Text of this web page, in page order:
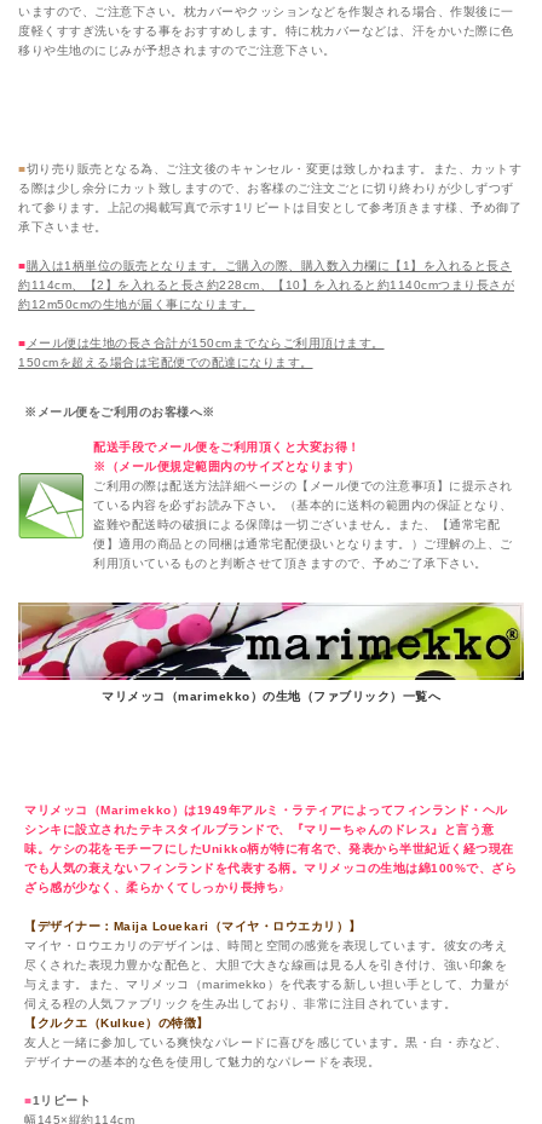
いますので、ご注意下さい。枕カバーやクッションなどを作製される場合、作製後に一
度軽くすすぎ洗いをする事をおすすめします。特に枕カバーなどは、汗をかいた際に色
移りや生地のにじみが予想されますのでご注意下さい。
■切り売り販売となる為、ご注文後のキャンセル・変更は致しかねます。また、カットす
る際は少し余分にカット致しますので、お客様のご注文ごとに切り終わりが少しずつず
れて参ります。上記の掲載写真で示す1リピートは目安として参考頂きます様、予め御了
承下さいませ。
■購入は1柄単位の販売となります。ご購入の際、購入数入力欄に【1】を入れると長さ
約114cm、【2】を入れると長さ約228cm、【10】を入れると約1140cmつまり長さが
約12m50cmの生地が届く事になります。
■ メール便は生地の長さ合計が150cmまでならご利用頂けます。
150cmを超える場合は宅配便での配達になります。
※メール便をご利用のお客様へ※
配送手段でメール便をご利用頂くと大変お得！
※（メール便規定範囲内のサイズとなります）
ご利用の際は配送方法詳細ページの【メール便での注意事項】に提示され
ている内容を必ずお読み下さい。（基本的に送料の範囲内の保証となり、
盗難や配送時の破損による保障は一切ございません。また、【通常宅配
便】適用の商品との同梱は通常宅配便扱いとなります。）ご理解の上、ご
利用頂いているものと判断させて頂きますので、予めご了承下さい。
マリメッコ（marimekko）の生地（ファブリック）一覧へ
マリメッコ（Marimekko）は1949年アルミ・ラティアによってフィンランド・ヘル
シンキに設立されたテキスタイルブランドで、『マリーちゃんのドレス』と言う意
味。ケシの花をモチーフにしたUnikko柄が特に有名で、発表から半世紀近く経つ現在
でも人気の衰えないフィンランドを代表する柄。マリメッコの生地は綿100%で、ざら
ざら感が少なく、柔らかくてしっかり長持ち♪
【デザイナー：Maija Louekari（マイヤ・ロウエカリ）】
マイヤ・ロウエカリのデザインは、時間と空間の感覚を表現しています。彼女の考え
尽くされた表現力豊かな配色と、大胆で大きな線画は見る人を引き付け、強い印象を
与えます。また、マリメッコ（marimekko）を代表する新しい担い手として、力量が
伺える程の人気ファブリックを生み出しており、非常に注目されています。
【クルクエ（Kulkue）の特徴】
友人と一緒に参加している爽快なパレードに喜びを感じています。黒・白・赤など、
デザイナーの基本的な色を使用して魅力的なパレードを表現。
■1リピート
幅145×縦約114cm